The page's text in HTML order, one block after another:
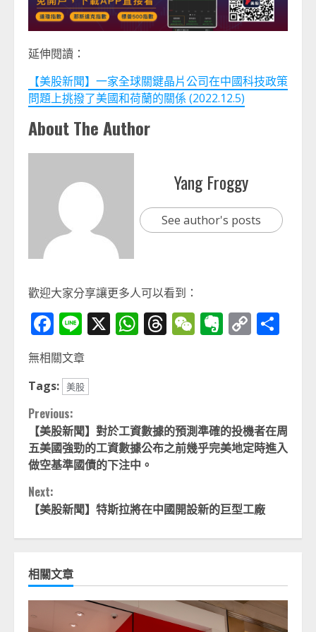
延伸閱讀：
【美股新聞】一家全球關鍵晶片公司在中國科技政策
問題上挑撥了美國和荷蘭的關係 (2022.12.5)
About The Author
Yang Froggy
See author's posts
歡迎大家分享讓更多人可以看到：
Facebook
Line
X WhatsApp
Threads
WeChat
Evernote
Copy
無相關文章
Tags: 美股
Continue
Reading
Previous:
【美股新聞】對於工資數據的預測準確的投機者在周
五美國強勁的工資數據公布之前幾乎完美地定時進入
做空基準國債的下注中。
Next:
【美股新聞】特斯拉將在中國開設新的巨型工廠
相關文章